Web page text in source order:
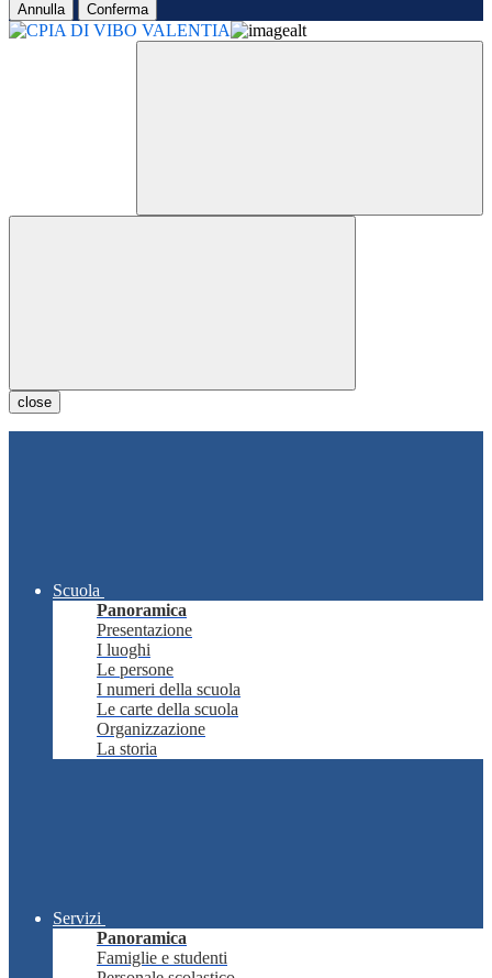
Annulla Conferma
close
Scuola
Panoramica
Presentazione
I luoghi
Le persone
I numeri della scuola
Le carte della scuola
Organizzazione
La storia
Servizi
Panoramica
Famiglie e studenti